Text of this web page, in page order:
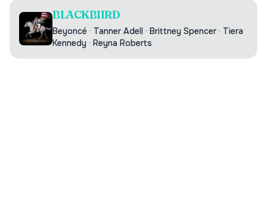
BLACKBIIRD
Beyoncé · Tanner Adell · Brittney Spencer · Tiera
Kennedy · Reyna Roberts